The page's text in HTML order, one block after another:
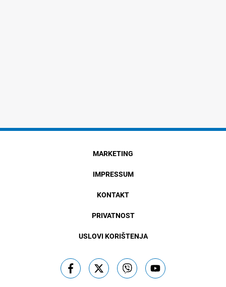
MARKETING
IMPRESSUM
KONTAKT
PRIVATNOST
USLOVI KORIŠTENJA